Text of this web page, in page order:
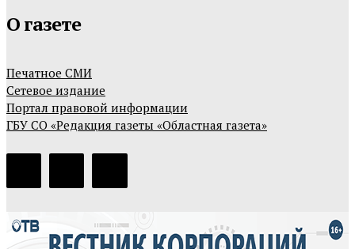
О газете
Печатное СМИ
Сетевое издание
Портал правовой информации
ГБУ СО «Редакция газеты «Областная газета»